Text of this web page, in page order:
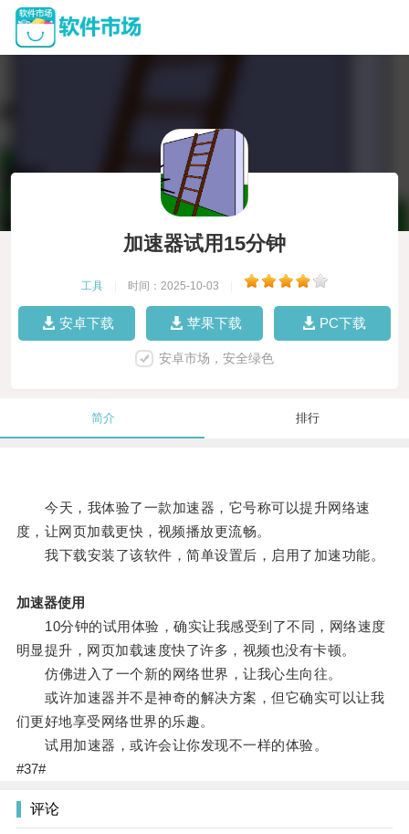
加速器试用15分钟
工具 时间：2025-10-03
安卓下载 苹果下载 PC下载
安卓市场，安全绿色
简介 排行
今天，我体验了一款加速器，它号称可以提升网络速
度，让网页加载更快，视频播放更流畅。
我下载安装了该软件，简单设置后，启用了加速功能。
加速器使用
10分钟的试用体验，确实让我感受到了不同，网络速度
明显提升，网页加载速度快了许多，视频也没有卡顿。
仿佛进入了一个新的网络世界，让我心生向往。
或许加速器并不是神奇的解决方案，但它确实可以让我
们更好地享受网络世界的乐趣。
试用加速器，或许会让你发现不一样的体验。
#37#
评论